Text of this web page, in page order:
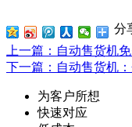
分
上一篇 ：自动售货机
下一篇 ：自动售货机
为客户所想
快速对应